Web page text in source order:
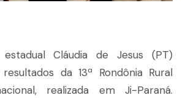
Cláudia de Jesus (PT)
da 13ª Rondônia Rural
realizada em Ji-Paraná.